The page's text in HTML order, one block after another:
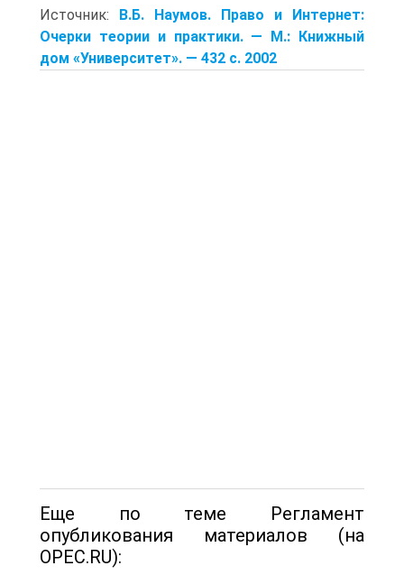
Источник: В.Б. Наумов. Право и Интернет:
Очерки теории и практики. — М.: Книжный
дом «Университет». — 432 с. 2002
Еще по теме Регламент
опубликования материалов (на
OPEC.RU):